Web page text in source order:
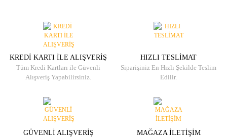
KREDİ KARTI İLE ALIŞVERİŞ
Tüm Kredi Kartları ile Güvenli
Alışveriş Yapabilirsiniz.
HIZLI TESLİMAT
Siparişiniz En Hızlı Şekilde Teslim
Edilir.
GÜVENLİ ALIŞVERİŞ
MAĞAZA İLETİŞİM